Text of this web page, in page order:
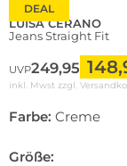
DEAL
LUISA CERANO
Jeans Straight Fit
UVP249,95
inkl. Mwst zzgl.
Farbe: Creme
Größe: